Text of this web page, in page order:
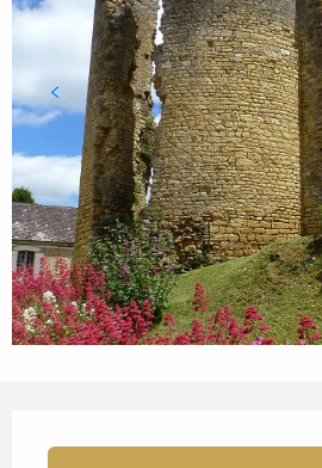
Ouverture et